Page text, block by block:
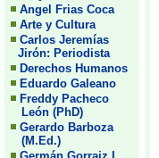
Angel Frias Coca
Arte y Cultura
Carlos Jeremías
Jirón: Periodista
Derechos Humanos
Eduardo Galeano
Freddy Pacheco
León (PhD)
Gerardo Barboza
(M.Ed.)